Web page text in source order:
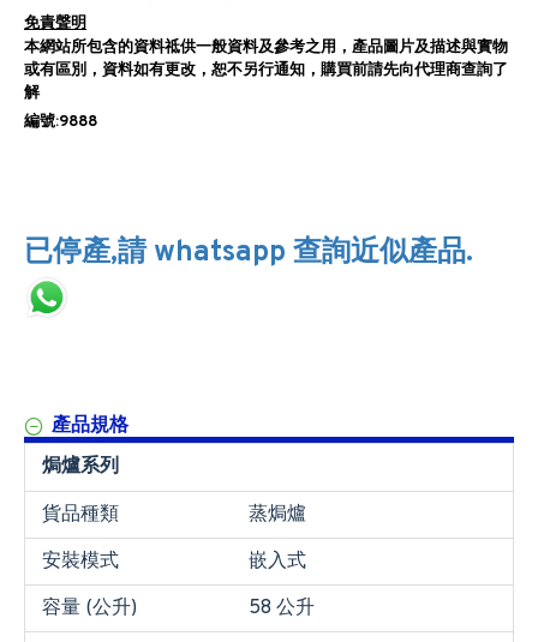
免責聲明
本網站所包含的資料祗供一般資料及參考之用，產品圖片及描述與實物
或有區別，資料如有更改，恕不另行通知，購買前請先向代理商查詢了
解
編號:9888
已停產,請 whatsapp 查詢近似產品.
產品規格
焗爐系列
貨品種類
蒸焗爐
安裝模式
嵌入式
容量 (公升)
58 公升